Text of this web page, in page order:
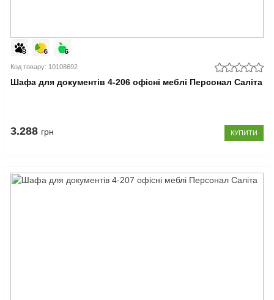
Код товару: 10108692
Шафа для документів 4-206 офісні меблі Персонал Саліта
3.288 грн КУПИТИ